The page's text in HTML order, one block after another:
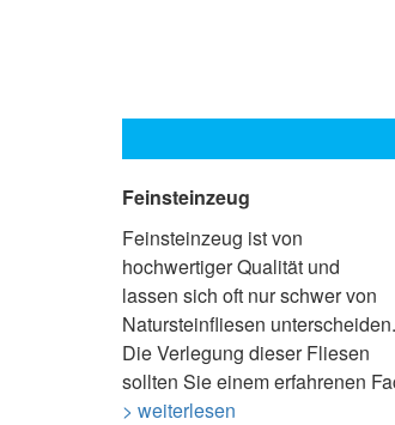
Feinsteinzeug
Feinsteinzeug ist von
hochwertiger Qualität und
lassen sich oft nur schwer von
Natursteinfliesen unterscheiden.
Die Verlegung dieser Fliesen
sollten Sie einem erfahrenen
> weiterlesen